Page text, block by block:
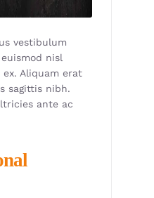
vestibulum
nisl
Aliquam erat
sagittis nibh.
ante ac